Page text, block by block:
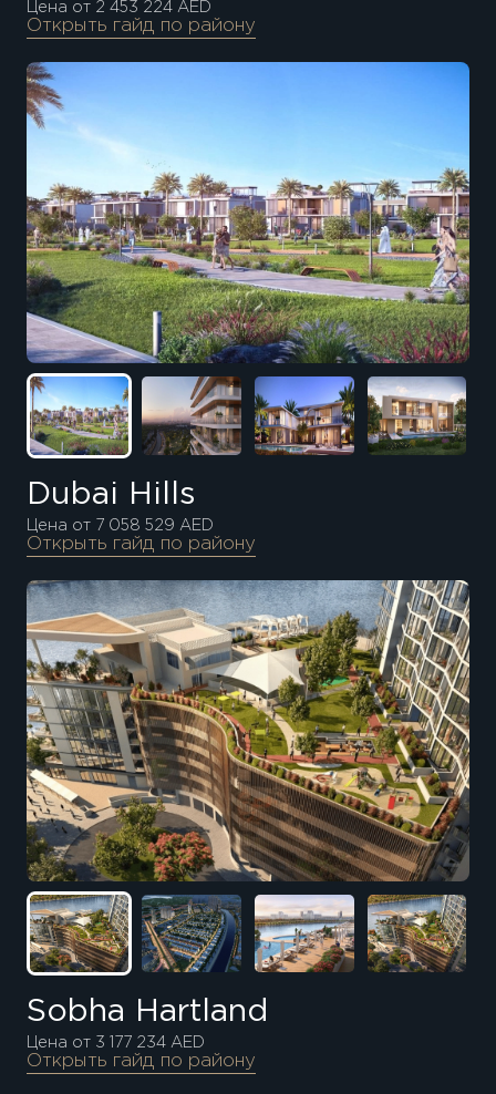
Цена от 2 453 224 AED
Открыть гайд по району
Dubai Hills
Цена от 7 058 529 AED
Открыть гайд по району
Sobha Hartland
Цена от 3 177 234 AED
Открыть гайд по району